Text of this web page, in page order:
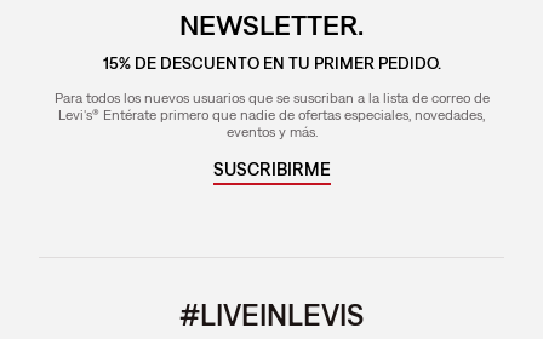
NEWSLETTER.
15% DE DESCUENTO EN TU PRIMER PEDIDO.
Para todos los nuevos usuarios que se suscriban a la lista de correo de
Levi's® Entérate primero que nadie de ofertas especiales, novedades,
eventos y más.
SUSCRIBIRME
#LIVEINLEVIS